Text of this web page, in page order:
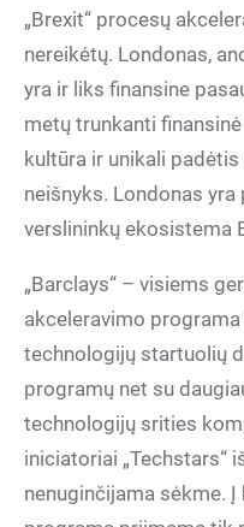
„Brexit“ procesų
nereikėtų. Londonas,
yra ir liks finansine
metų trunkanti
kultūra ir unikali
neišnyks. Londonas
verslininkų ekosistema
„Barclays“ – visiems
akceleravimo
technologijų startuolių
programų net su
technologijų srities
iniciatoriai „Techstars“
nenuginčijama sėkme.